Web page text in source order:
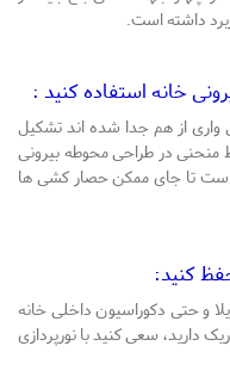
داشته است.
خانه استفاده کنید :
واری از هم جدا شده اند تشکیل
منحنی در طراحی محوطه بیرونی
است تا جای ممکن حصار کشی ها
کنید:
و حتی دکوراسیون داخلی خانه
دارید، سعی کنید با نورپردازی